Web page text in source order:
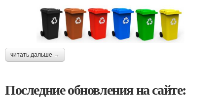
читать дальше →
Последние обновления на сайте: